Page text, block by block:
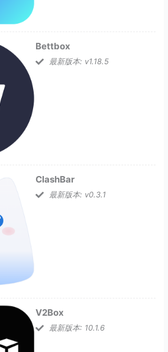
Bettbox
最新版本: v1.18.5
ClashBar
最新版本: v0.3.1
V2Box
最新版本: 10.1.6